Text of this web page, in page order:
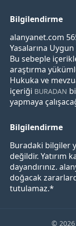
Bilgilendirme
alanyanet.com
Yasalarına
Bu sebeple
araştırma
Hukuka ve
içeriği BURADAN
yapmaya
Bilgilendirme
Buradaki bilgiler
değildir. Yatırım
dayandırınız.
doğacak
tutulamaz.*
© 2026